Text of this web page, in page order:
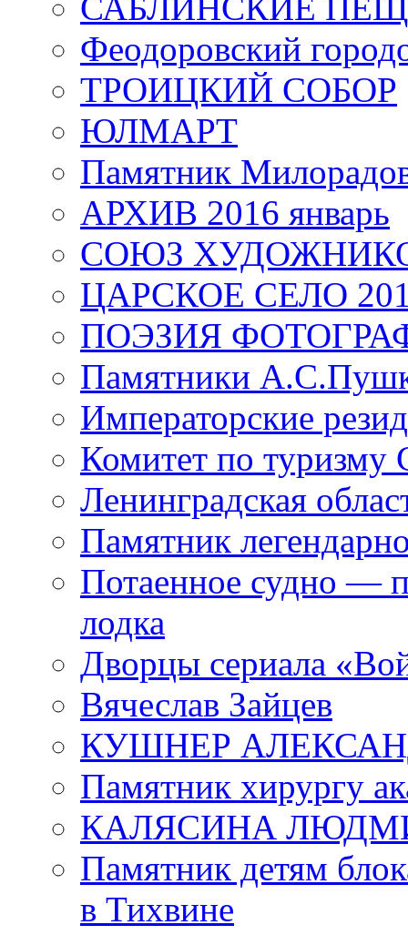
САБЛИНСКИЕ
Феодоровский
ТРОИЦКИЙ СОБОР
ЮЛМАРТ
Памятник
АРХИВ 2016 январь
СОЮЗ
ЦАРСКОЕ СЕЛО
ПОЭЗИЯ
Памятники
Императорские
Комитет по туризму
Ленинградская
Памятник
Потаенное судно —
лодка
Дворцы сериала
Вячеслав Зайцев
КУШНЕР
Памятник хирургу
КАЛЯСИНА
Памятник детям
в Тихвине